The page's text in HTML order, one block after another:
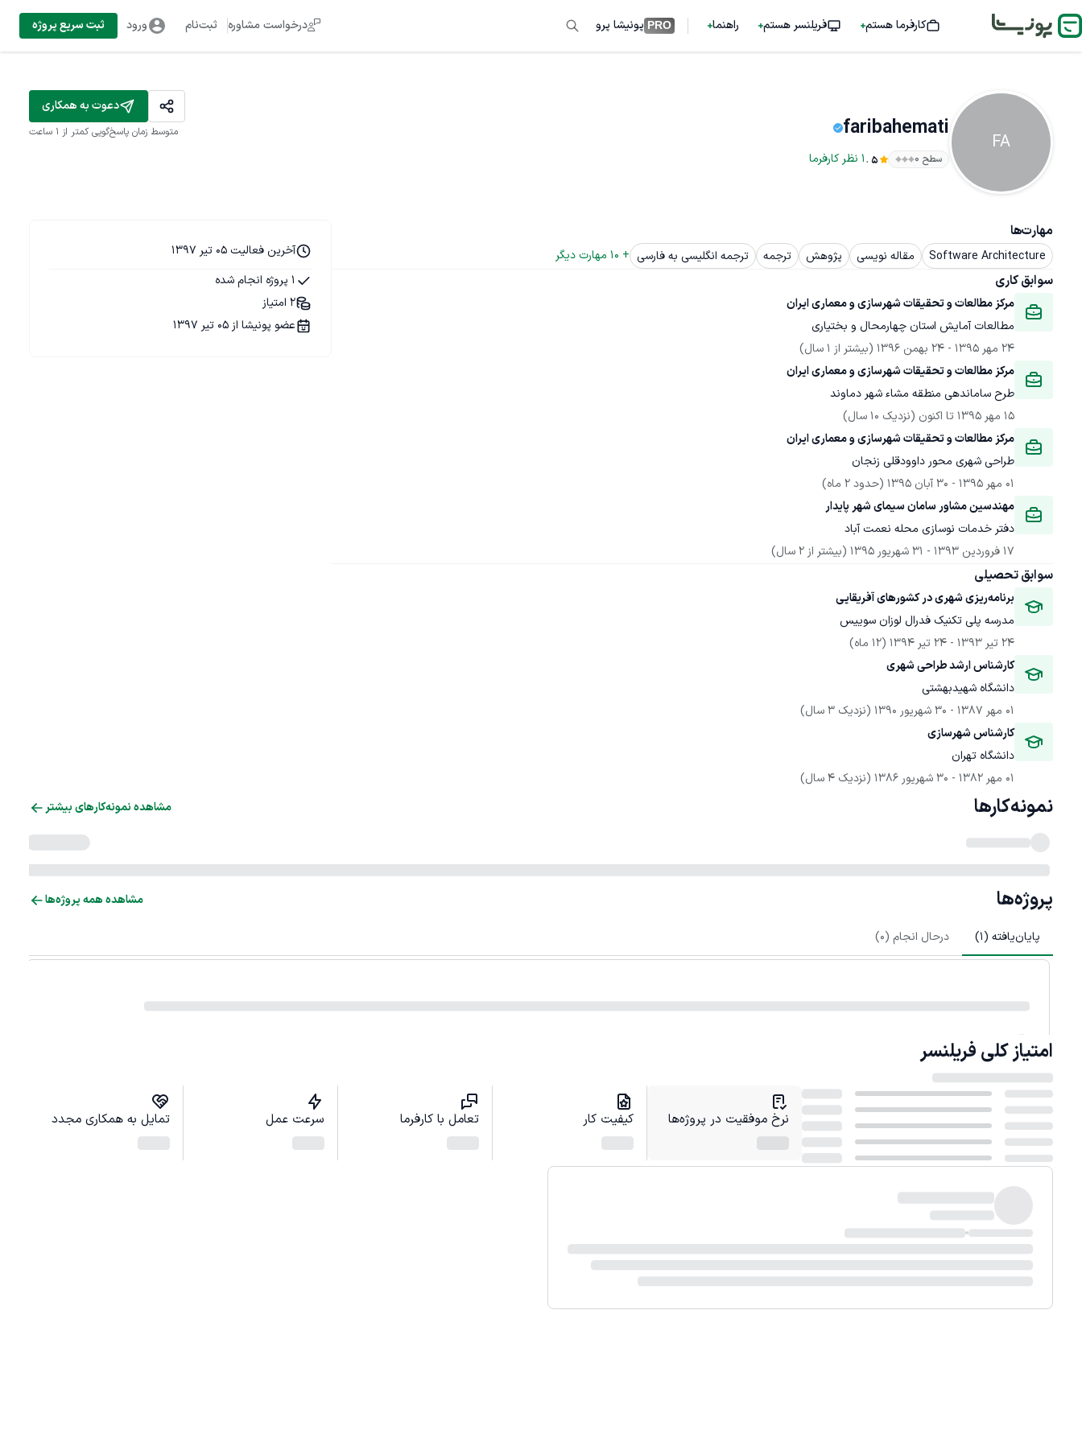
کارفرما هستم فریلنسر هستم راهنما PRO پونیشا پرو درخواست مشاوره ثبت‌نام ورود ثبت سریع پروژه
FA
faribahemati
سطح ۰ 5
.
1 نظر کارفرما
دعوت به همکاری
متوسط زمان پاسخ‌گویی کمتر از 1 ساعت
مهارت‌ها
Software Architecture مقاله نویسی پژوهش ترجمه ترجمه انگلیسی به فارسی +
10 مهارت دیگر
سوابق کاری
مرکز مطالعات و تحقیقات شهرسازی و معماری ایران
مطالعات آمایش استان چهارمحال و بختیاری
24 مهر 1395
- 24 بهمن 1396
(بیشتر از 1 سال)
مرکز مطالعات و تحقیقات شهرسازی و معماری ایران
طرح ساماندهی منطقه مشاء شهر دماوند
15 مهر 1395
تا اکنون (نزدیک 10 سال)
مرکز مطالعات و تحقیقات شهرسازی و معماری ایران
طراحی شهری محور داوودقلی زنجان
01 مهر 1395
- 30 آبان 1395
(حدود 2 ماه)
مهندسین مشاور سامان سیمای شهر پایدار
دفتر خدمات نوسازی محله نعمت آباد
17 فروردین 1393
- 31 شهریور 1395 (بیشتر از 2 سال)
سوابق تحصیلی
برنامه‌ریزی شهری در کشورهای آفریقایی
مدرسه پلی تکنیک فدرال لوزان سوییس
24 تیر 1393
- 24 تیر 1394
(12 ماه)
کارشناس ارشد طراحی شهری
دانشگاه شهیدبهشتی
01 مهر 1387
- 30 شهریور 1390
(نزدیک 3 سال)
کارشناس شهرسازی
دانشگاه تهران
01 مهر 1382
- 30 شهریور 1386 (نزدیک 4 سال)
آخرین فعالیت 05 تیر 1397
1 پروژه انجام شده
2 امتیاز
عضو پونیشا از 05 تیر 1397
نمونه‌کارها مشاهده نمونه‌کارهای بیشتر
پروژه‌ها مشاهده همه پروژه‌ها
پایان‌یافته (1
) درحال انجام (0
)
امتیاز کلی فریلنسر
نرخ موفقیت در پروژه‌ها کیفیت کار تعامل با کارفرما سرعت عمل تمایل به همکاری مجدد